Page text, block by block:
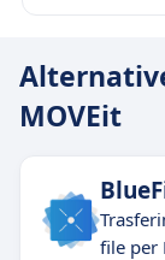
MOVEit
file per